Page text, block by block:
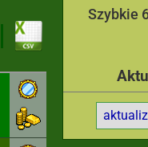
Szybkie